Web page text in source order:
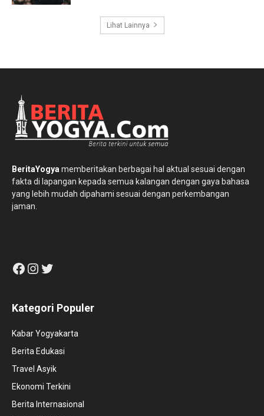
Lihat Lainnya
BeritaYogya memberitakan berbagai hal aktual sesuai dengan
fakta di lapangan kepada semua kalangan dengan gaya bahasa
yang lebih mudah dipahami sesuai dengan perkembangan
jaman.
Facebook
Instagram
Twitter
Kategori Populer
Kabar Yogyakarta
Berita Edukasi
Travel Asyik
Ekonomi Terkini
Berita Internasional